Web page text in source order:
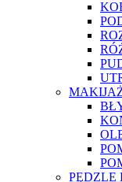
PĘDZLE